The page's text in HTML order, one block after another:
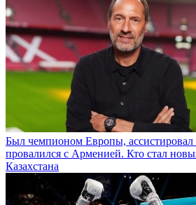
Был чемпионом Европы, ассистировал
провалился с Арменией. Кто стал
Казахстана